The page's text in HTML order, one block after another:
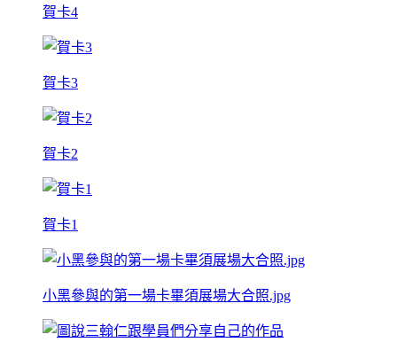
賀卡4
賀卡3
賀卡2
賀卡1
小黑參與的第一場卡畢須展場大合照.jpg